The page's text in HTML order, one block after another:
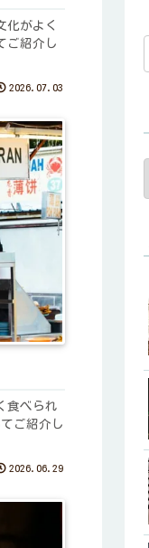
化がよく
ご紹介し
2026.07.03
食べられ
ご紹介し
2026.06.29